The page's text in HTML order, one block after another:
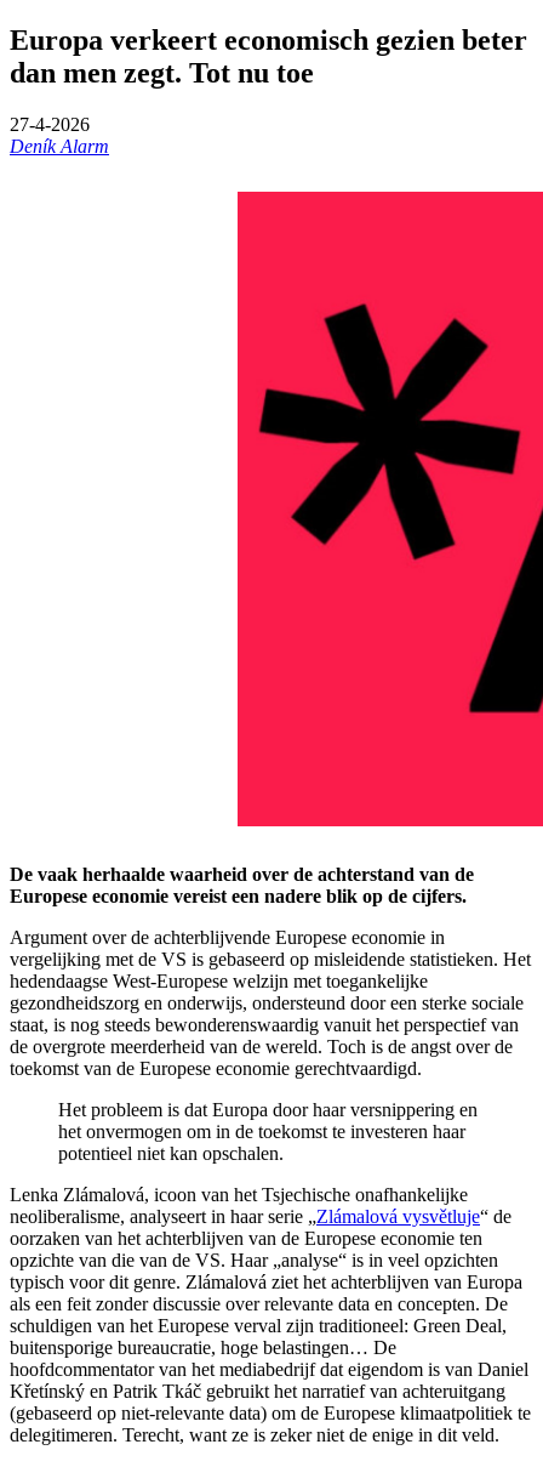
Europa verkeert economisch gezien beter
dan men zegt. Tot nu toe
27-4-2026
Deník Alarm
De vaak herhaalde waarheid over de achterstand van de
Europese economie vereist een nadere blik op de cijfers.
Argument over de achterblijvende Europese economie in
vergelijking met de VS is gebaseerd op misleidende statistieken. Het
hedendaagse West-Europese welzijn met toegankelijke
gezondheidszorg en onderwijs, ondersteund door een sterke sociale
staat, is nog steeds bewonderenswaardig vanuit het perspectief van
de overgrote meerderheid van de wereld. Toch is de angst over de
toekomst van de Europese economie gerechtvaardigd.
Het probleem is dat Europa door haar versnippering en
het onvermogen om in de toekomst te investeren haar
potentieel niet kan opschalen.
Lenka Zlámalová, icoon van het Tsjechische onafhankelijke
neoliberalisme, analyseert in haar serie „Zlámalová vysvětluje“ de
oorzaken van het achterblijven van de Europese economie ten
opzichte van die van de VS. Haar „analyse“ is in veel opzichten
typisch voor dit genre. Zlámalová ziet het achterblijven van Europa
als een feit zonder discussie over relevante data en concepten. De
schuldigen van het Europese verval zijn traditioneel: Green Deal,
buitensporige bureaucratie, hoge belastingen… De
hoofdcommentator van het mediabedrijf dat eigendom is van Daniel
Křetínský en Patrik Tkáč gebruikt het narratief van achteruitgang
(gebaseerd op niet-relevante data) om de Europese klimaatpolitiek te
delegitimeren. Terecht, want ze is zeker niet de enige in dit veld.